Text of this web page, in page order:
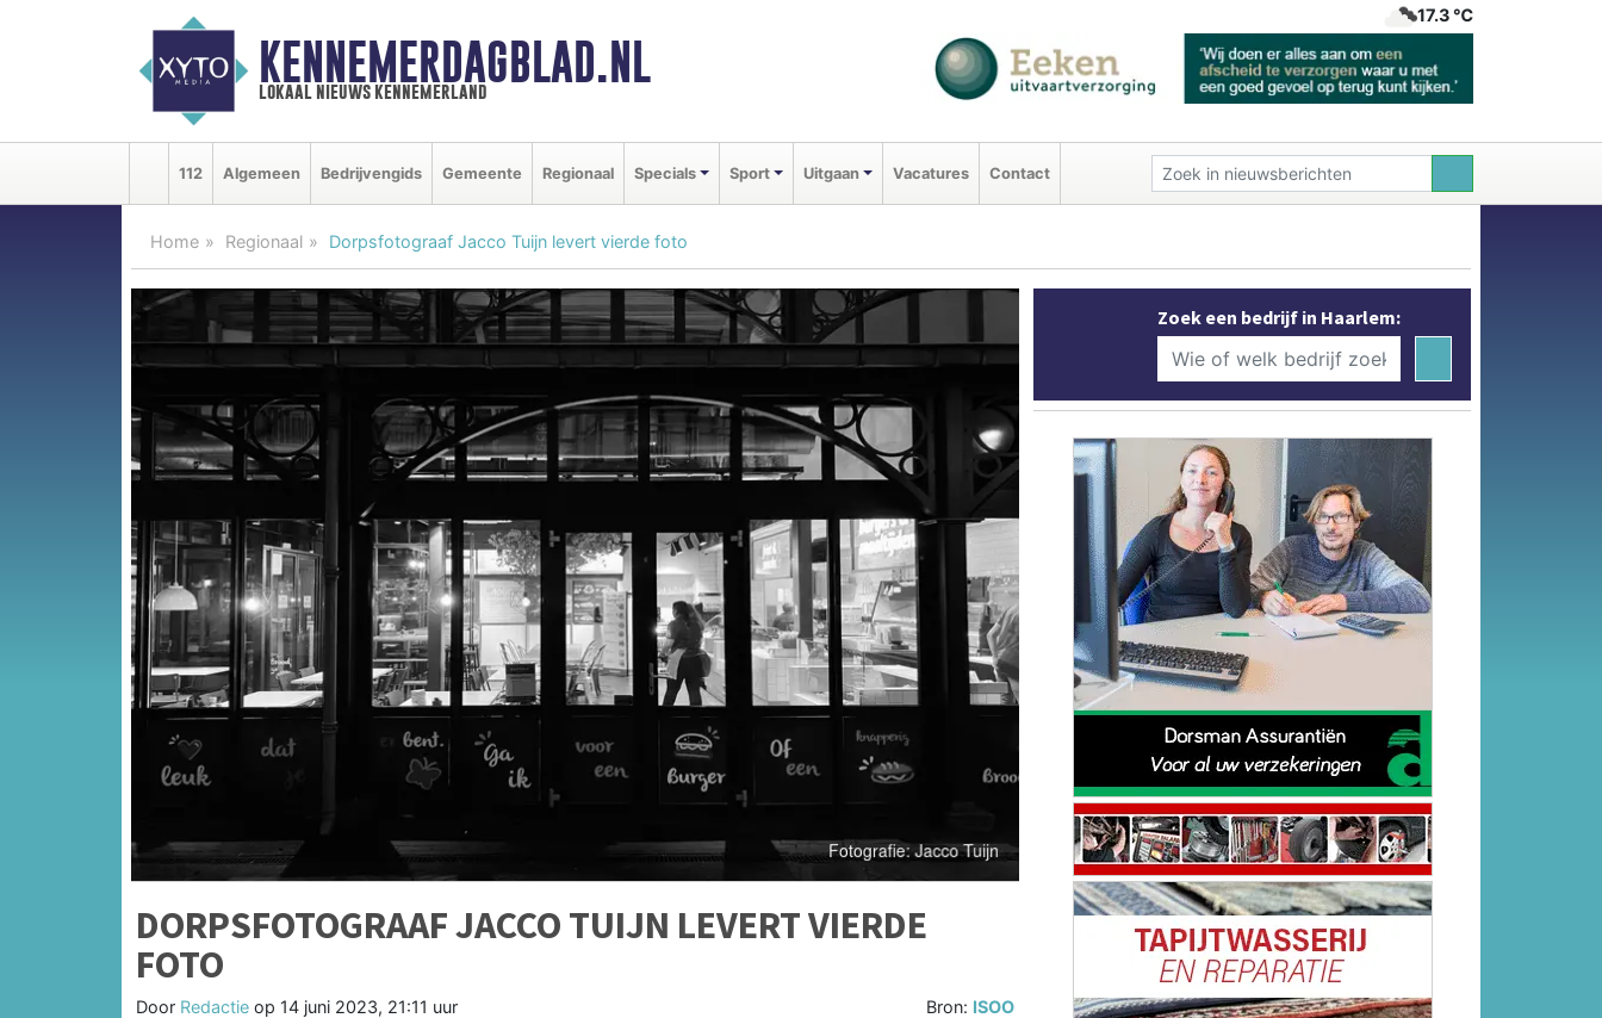
KENNEMERDAGBLAD.NL
lokaal nieuws kennemerland
17.3 ℃
112 Algemeen Bedrijvengids Gemeente Regionaal Specials Sport Uitgaan Vacatures Contact
Home Regionaal Dorpsfotograaf Jacco Tuijn levert vierde foto
DORPSFOTOGRAAF JACCO TUIJN LEVERT VIERDE
FOTO
Door Redactie op 14 juni 2023, 21:11 uur Bron: ISOO
Zoek een bedrijf in Haarlem: